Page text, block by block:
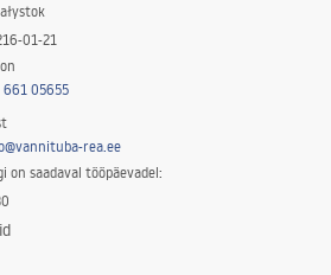
01-21
661 05655
rea.ee
on saadaval tööpäevadel: